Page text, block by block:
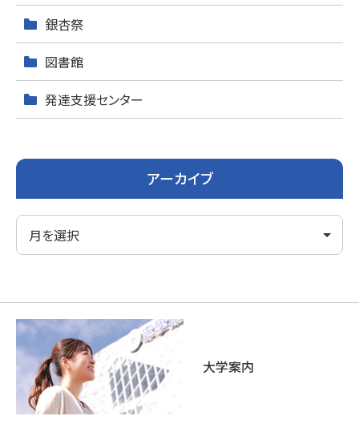
銀杏祭
図書館
発達支援センター
アーカイブ
大学案内